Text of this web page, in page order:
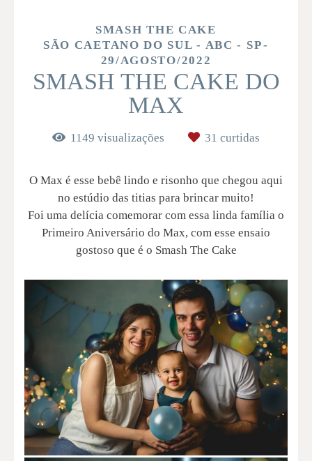
SMASH THE CAKE
SÃO CAETANO DO SUL - ABC - SP
29/AGOSTO/2022
SMASH THE CAKE DO
MAX
1149 visualizações 31 curtidas
O Max é esse bebê lindo e risonho que chegou aqui
no estúdio das titias para brincar muito!
Foi uma delícia comemorar com essa linda família o
Primeiro Aniversário do Max, com esse ensaio
gostoso que é o Smash The Cake